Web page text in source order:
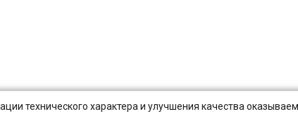
технического характера и улучшения качества